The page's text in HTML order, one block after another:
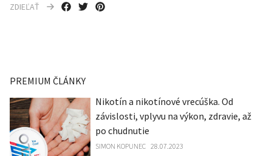
ZDIEĽAŤ
PREMIUM ČLÁNKY
Nikotín a nikotínové vrecúška. Od
závislosti, vplyvu na výkon, zdravie, až
po chudnutie
SIMON KOPUNEC 28.07.2023